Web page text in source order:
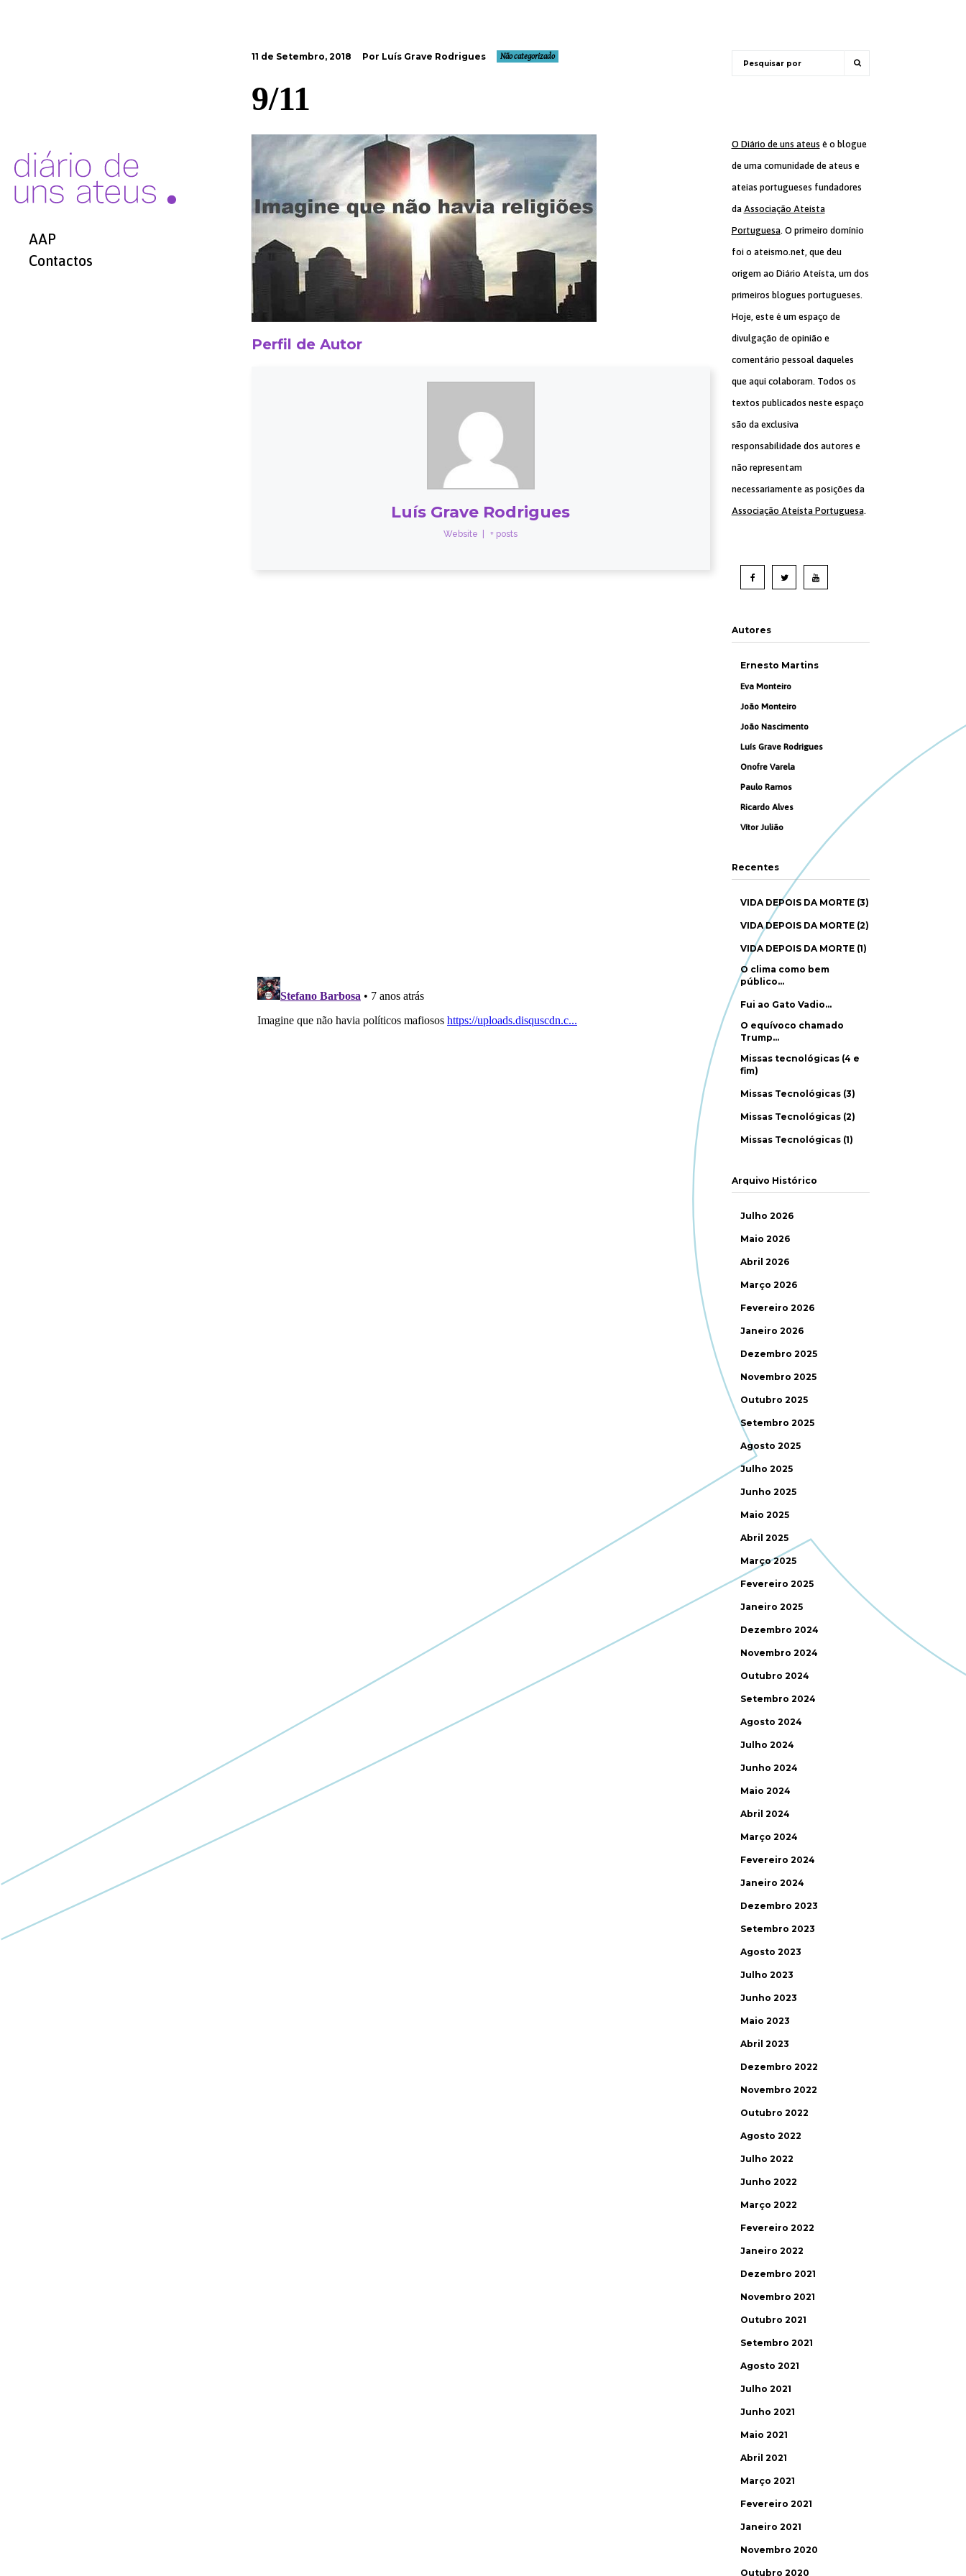
AAP
Contactos
11 de Setembro, 2018 Por Luís Grave Rodrigues Não categorizado
9/11
Perfil de Autor
Luís Grave Rodrigues
Website + posts
O Diário de uns ateus é o blogue
de uma comunidade de ateus e
ateias portugueses fundadores
da Associação Ateísta
Portuguesa. O primeiro domínio
foi o ateismo.net, que deu
origem ao Diário Ateísta, um dos
primeiros blogues portugueses.
Hoje, este é um espaço de
divulgação de opinião e
comentário pessoal daqueles
que aqui colaboram. Todos os
textos publicados neste espaço
são da exclusiva
responsabilidade dos autores e
não representam
necessariamente as posições da
Associação Ateísta Portuguesa.
Autores
Ernesto Martins
Eva Monteiro
João Monteiro
João Nascimento
Luís Grave Rodrigues
Onofre Varela
Paulo Ramos
Ricardo Alves
Vítor Julião
Recentes
VIDA DEPOIS DA MORTE (3)
VIDA DEPOIS DA MORTE (2)
VIDA DEPOIS DA MORTE (1)
O clima como bem
público…
Fui ao Gato Vadio…
O equívoco chamado
Trump…
Missas tecnológicas (4 e
fim)
Missas Tecnológicas (3)
Missas Tecnológicas (2)
Missas Tecnológicas (1)
Arquivo Histórico
Julho 2026
Maio 2026
Abril 2026
Março 2026
Fevereiro 2026
Janeiro 2026
Dezembro 2025
Novembro 2025
Outubro 2025
Setembro 2025
Agosto 2025
Julho 2025
Junho 2025
Maio 2025
Abril 2025
Março 2025
Fevereiro 2025
Janeiro 2025
Dezembro 2024
Novembro 2024
Outubro 2024
Setembro 2024
Agosto 2024
Julho 2024
Junho 2024
Maio 2024
Abril 2024
Março 2024
Fevereiro 2024
Janeiro 2024
Dezembro 2023
Setembro 2023
Agosto 2023
Julho 2023
Junho 2023
Maio 2023
Abril 2023
Dezembro 2022
Novembro 2022
Outubro 2022
Agosto 2022
Julho 2022
Junho 2022
Março 2022
Fevereiro 2022
Janeiro 2022
Dezembro 2021
Novembro 2021
Outubro 2021
Setembro 2021
Agosto 2021
Julho 2021
Junho 2021
Maio 2021
Abril 2021
Março 2021
Fevereiro 2021
Janeiro 2021
Novembro 2020
Outubro 2020